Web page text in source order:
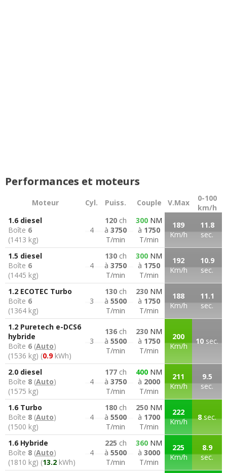
Performances et moteurs
Moteur Cyl. Puiss. Couple V.Max
0-100
km/h
1.6 diesel
Boîte 6
(1413 kg)
4
120ch
à 3750
T/min
300 NM
à 1750
T/min
189
Km/h
11.8
sec.
1.5 diesel
Boîte 6
(1445 kg)
4
130ch
à 3750
T/min
300 NM
à 1750
T/min
192
Km/h
10.9
sec.
1.2 ECOTEC Turbo
Boîte 6
(1364 kg)
3
130ch
à 5500
T/min
230 NM
à 1750
T/min
188
Km/h
11.1
sec.
1.2 Puretech e-DCS6
hybride
Boîte 6 (Auto)
(1536 kg) (0.9kWh)
3
136ch
à 5500
T/min
230 NM
à 1750
T/min
200
Km/h
10 sec.
2.0 diesel
Boîte 8 (Auto)
(1575 kg)
4
177ch
à 3750
T/min
400 NM
à 2000
T/min
211
Km/h
9.5
sec.
1.6 Turbo
Boîte 8 (Auto)
(1500 kg)
4
180ch
à 5500
T/min
250 NM
à 1700
T/min
222
Km/h
8sec.
1.6 Hybride
Boîte 8 (Auto)
(1810 kg) (13.2 kWh)
4
225 ch
à 5500
T/min
360 NM
à 3000
T/min
225
Km/h
8.9
sec.